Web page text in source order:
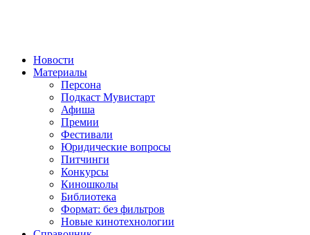
Новости
Материалы
Персона
Подкаст Мувистарт
Афиша
Премии
Фестивали
Юридические вопросы
Питчинги
Конкурсы
Киношколы
Библиотека
Формат: без фильтров
Новые кинотехнологии